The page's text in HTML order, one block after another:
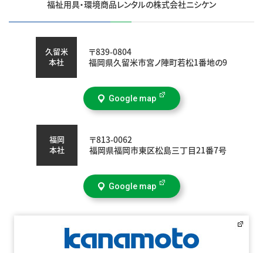
福祉用具・環境商品レンタルの株式会社ニシケン
久留米
本社
〒839-0804
福岡県久留米市宮ノ陣町若松1番地の9
Google map
福岡
本社
〒813-0062
福岡県福岡市東区松島三丁目21番7号
Google map